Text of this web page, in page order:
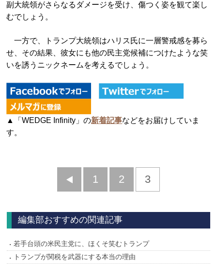
副大統領がさらなるダメージを受け、傷つく姿を観て楽し
むでしょう。
一方で、トランプ大統領はハリス氏に一層警戒感を募ら
せ、その結果、彼女にも他の民主党候補につけたような笑
いを誘うニックネームを考えるでしょう。
▲「WEDGE Infinity」の新着記事などをお届けしていま
す。
前
1 2 3
編集部おすすめの関連記事
若手台頭の米民主党に、ほくそ笑むトランプ
トランプが関税を武器にする本当の理由